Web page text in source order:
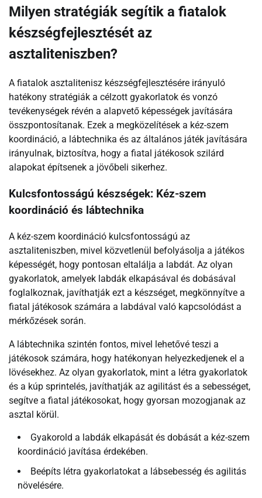
Milyen stratégiák segítik a fiatalok
készségfejlesztését az
asztaliteniszben?
A fiatalok asztalitenisz készségfejlesztésére irányuló
hatékony stratégiák a célzott gyakorlatok és vonzó
tevékenységek révén a alapvető képességek javítására
összpontosítanak. Ezek a megközelítések a kéz-szem
koordináció, a lábtechnika és az általános játék javítására
irányulnak, biztosítva, hogy a fiatal játékosok szilárd
alapokat építsenek a jövőbeli sikerhez.
Kulcsfontosságú készségek: Kéz-szem
koordináció és lábtechnika
A kéz-szem koordináció kulcsfontosságú az
asztaliteniszben, mivel közvetlenül befolyásolja a játékos
képességét, hogy pontosan eltalálja a labdát. Az olyan
gyakorlatok, amelyek labdák elkapásával és dobásával
foglalkoznak, javíthatják ezt a készséget, megkönnyítve a
fiatal játékosok számára a labdával való kapcsolódást a
mérkőzések során.
A lábtechnika szintén fontos, mivel lehetővé teszi a
játékosok számára, hogy hatékonyan helyezkedjenek el a
lövésekhez. Az olyan gyakorlatok, mint a létra gyakorlatok
és a kúp sprintelés, javíthatják az agilitást és a sebességet,
segítve a fiatal játékosokat, hogy gyorsan mozogjanak az
asztal körül.
Gyakorold a labdák elkapását és dobását a kéz-szem
koordináció javítása érdekében.
Beépíts létra gyakorlatokat a lábsebesség és agilitás
növelésére.